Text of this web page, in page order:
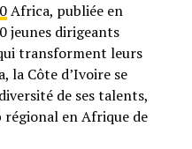
Africa, publiée en
jeunes dirigeants
transforment leurs
la Côte d’Ivoire se
de ses talents,
en Afrique de